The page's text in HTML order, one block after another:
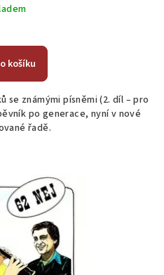
košíku
se známými písněmi (2. díl – pro
po generace, nyní v nové
řadě.